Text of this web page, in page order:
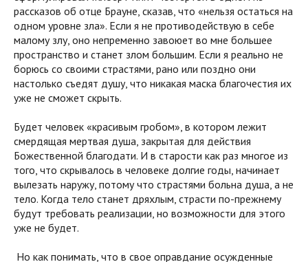
рассказов об отце Брауне, сказав, что «нельзя остаться на
одном уровне зла». Если я не противодействую в себе
малому злу, оно непременно завоюет во мне большее
пространство и станет злом большим. Если я реально не
борюсь со своими страстями, рано или поздно они
настолько съедят душу, что никакая маска благочестия их
уже не сможет скрыть.
Будет человек «красивым гробом», в котором лежит
смердящая мертвая душа, закрытая для действия
Божественной благодати. И в старости как раз многое из
того, что скрывалось в человеке долгие годы, начинает
вылезать наружу, потому что страстями больна душа, а не
тело. Когда тело станет дряхлым, страсти по-прежнему
будут требовать реализации, но возможности для этого
уже не будет.
Но как понимать, что в свое оправдание осужденные